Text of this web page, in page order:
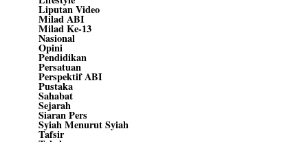
Liputan Video
Milad ABI
Milad Ke-13
Nasional
Opini
Pendidikan
Persatuan
Perspektif ABI
Pustaka
Sahabat
Sejarah
Siaran Pers
Syiah Menurut Syiah
Tafsir